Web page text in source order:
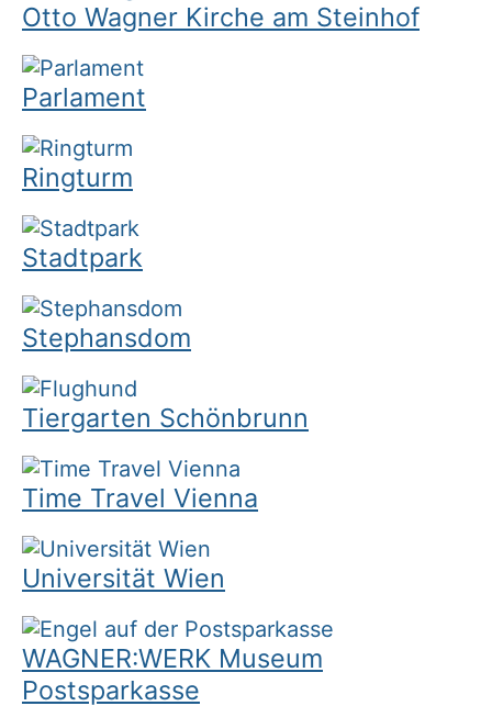
Otto Wagner Kirche am Steinhof
Parlament
Ringturm
Stadtpark
Stephansdom
Tiergarten Schönbrunn
Time Travel Vienna
Universität Wien
WAGNER:WERK Museum
Postsparkasse